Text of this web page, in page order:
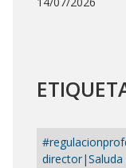
director|Saluda